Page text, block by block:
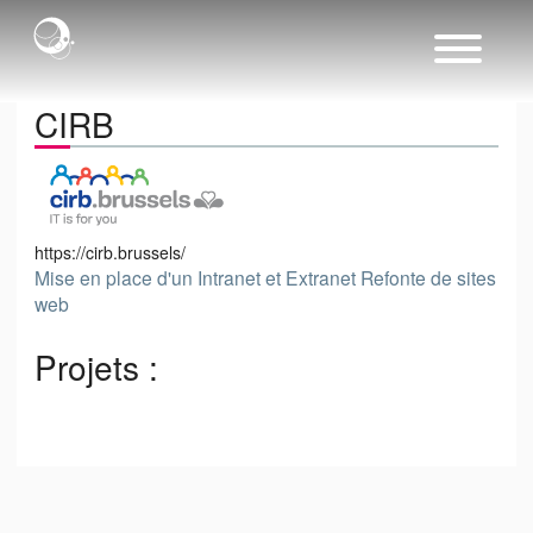
CIRB
https://cirb.brussels/
Mise en place d'un Intranet et Extranet Refonte de sites
web
Projets :